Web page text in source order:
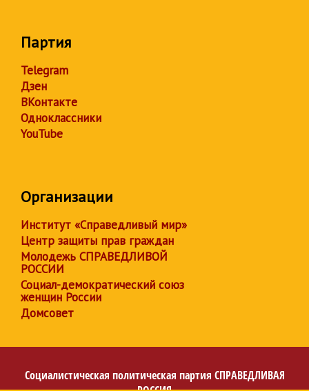
Партия
Telegram
Дзен
ВКонтакте
Одноклассники
YouTube
Организации
Институт «Справедливый мир»
Центр защиты прав граждан
Молодежь СПРАВЕДЛИВОЙ
РОССИИ
Социал-демократический союз
женщин России
Домсовет
Социалистическая политическая партия СПРАВЕДЛИВАЯ